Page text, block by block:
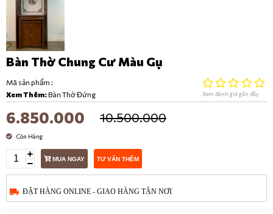
Bàn Thờ Chung Cư Màu Gụ
Mã sản phẩm :
Xem Thêm:Bàn Thờ Đứng Xem đánh giá gần đây
6.850.000 10.500.000
Còn Hàng
MUA NGAY TƯ VẤN THÊM
ĐẶT HÀNG ONLINE - GIAO HÀNG TẬN NƠI